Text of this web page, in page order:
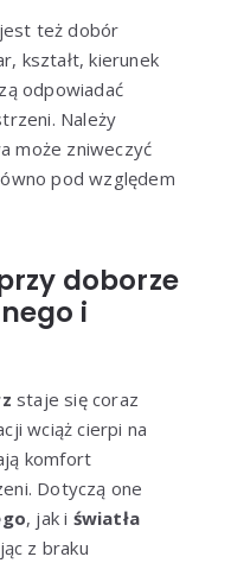
też dobór
kształt, kierunek
odpowiadać
Należy
może zniweczyć
pod względem
doborze
i
staje się coraz
wciąż cierpi na
komfort
Dotyczą one
, jak i światła
z braku